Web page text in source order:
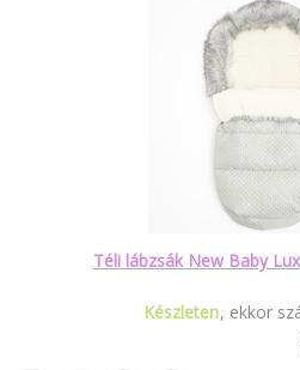
Téli lábzsák New Baby
Készleten ekkor